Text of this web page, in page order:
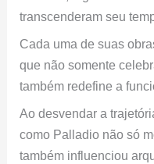
transcenderam seu
Cada uma de suas
que não somente
também redefine a
Ao desvendar a
como Palladio não só
também influenciou